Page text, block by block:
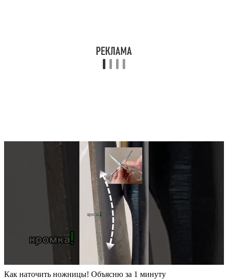
Как наточить ножницы! Объясню за 1 минуту